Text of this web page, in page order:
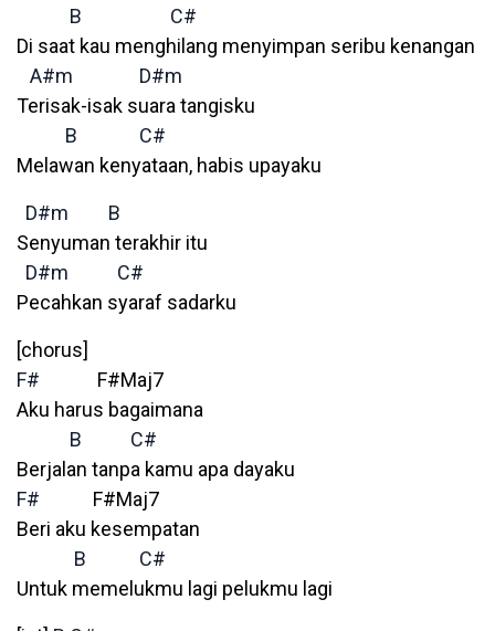
B
C#
Di saat kau menghilang menyimpan seribu kenangan
A#m
D#m
Terisak-isak suara tangisku
B
C#
Melawan kenyataan, habis upayaku
D#m
B
Senyuman terakhir itu
D#m
C#
Pecahkan syaraf sadarku
[chorus]
F# F#Maj7
Aku harus bagaimana
B
C#
Berjalan tanpa kamu apa dayaku
F# F#Maj7
Beri aku kesempatan
B
C#
Untuk memelukmu lagi pelukmu lagi